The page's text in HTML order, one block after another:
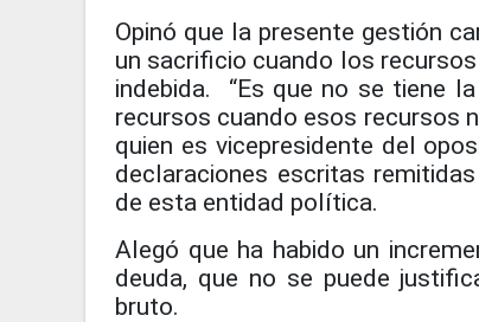
Opinó que la presente gestión
un sacrificio cuando los
indebida. “Es que no se tiene
recursos cuando esos recursos
quien es vicepresidente del
declaraciones escritas
de esta entidad política.
Alegó que ha habido un
deuda, que no se puede
bruto.